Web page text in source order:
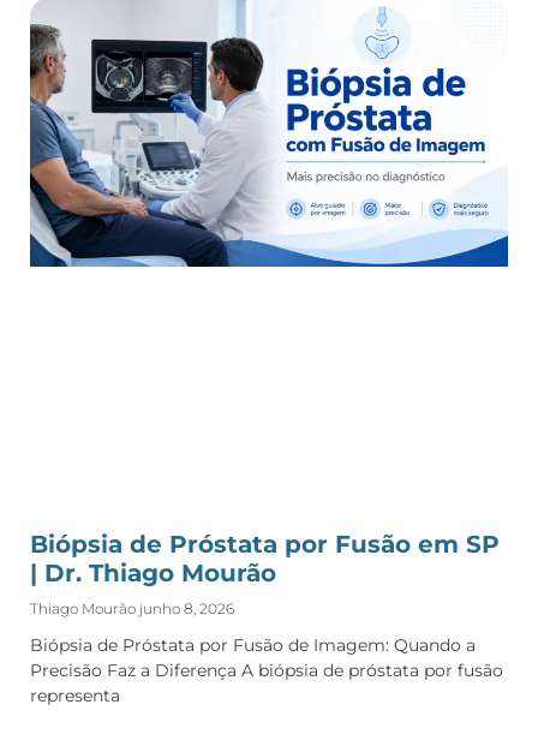
Biópsia de Próstata por Fusão em SP
| Dr. Thiago Mourão
Thiago Mourão junho 8, 2026
Biópsia de Próstata por Fusão de Imagem: Quando a
Precisão Faz a Diferença A biópsia de próstata por fusão
representa